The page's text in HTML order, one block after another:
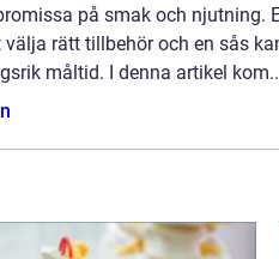
på smak och njutning.
välja rätt tillbehör och en sås
måltid. I denna artikel